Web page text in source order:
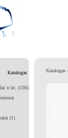
Katalogas
ir kt. (536)
(1)
Katalogas